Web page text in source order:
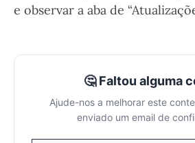
e observar a aba de
🤔 Faltou alguma
Ajude-nos a melhorar este
enviado um email de